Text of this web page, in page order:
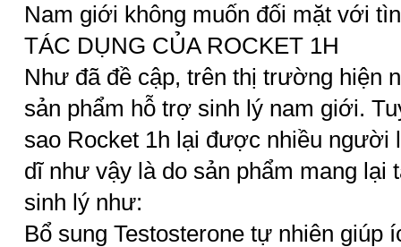
Nam giới không muốn đối mặt với
TÁC DỤNG CỦA ROCKET 1H
Như đã đề cập, trên thị trường hiện
sản phẩm hỗ trợ sinh lý nam giới.
sao Rocket 1h lại được nhiều người
dĩ như vậy là do sản phẩm mang lại
sinh lý như:
Bổ sung Testosterone tự nhiên giúp